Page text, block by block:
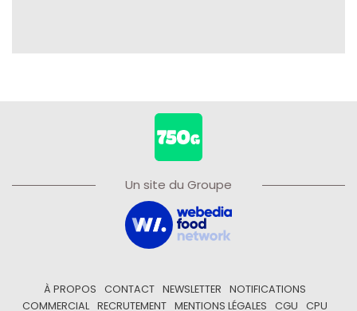
Un site du Groupe
À PROPOS CONTACT NEWSLETTER
NOTIFICATIONS
COMMERCIAL
RECRUTEMENT MENTIONS LÉGALES CGU CPU